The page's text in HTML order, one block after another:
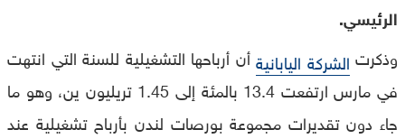
الرئيسي.
وذكرت الشركة اليابانيةأن أرباحها التشغيلية للسنة التي انتهت
في مارس ارتفعت 13.4 بالمئة إلى 1.45 تريليون ين، وهو ما
جاء دون تقديرات مجموعة بورصات لندن بأرباح تشغيلية عند